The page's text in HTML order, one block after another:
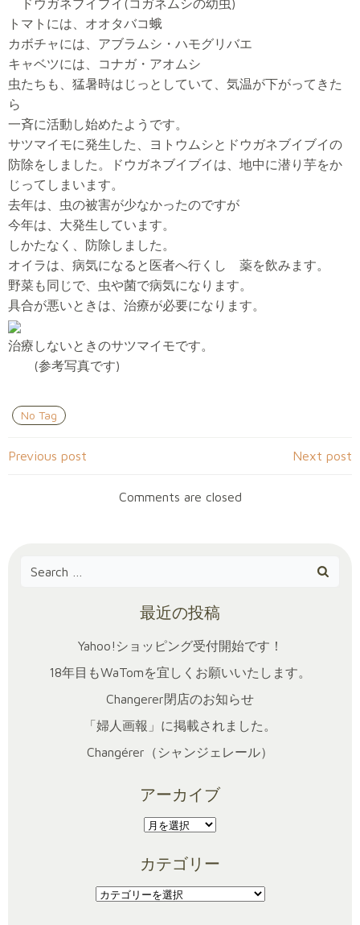
ドウガネブイブイ(コガネムシの幼虫)
トマトには、オオタバコ蛾
カボチャには、アブラムシ・ハモグリバエ
キャベツには、コナガ・アオムシ
虫たちも、猛暑時はじっとしていて、気温が下がってきた
ら
一斉に活動し始めたようです。
サツマイモに発生した、ヨトウムシとドウガネブイブイの
防除をしました。ドウガネブイブイは、地中に潜り芋をか
じってしまいます。
去年は、虫の被害が少なかったのですが
今年は、大発生しています。
しかたなく、防除しました。
オイラは、病気になると医者へ行くし 薬を飲みます。
野菜も同じで、虫や菌で病気になります。
具合が悪いときは、治療が必要になります。
治療しないときのサツマイモです。
(参考写真です)
No Tag
Post
navigation
Previous post
navigation
Next post
Comments are closed
Search
最近の投稿
Yahoo!ショッピング受付開始です！
18年目もWaTomを宜しくお願いいたします。
Changerer閉店のお知らせ
「婦人画報」に掲載されました。
Changérer（シャンジェレール）
アーカイブ
ア
カ
イ
ブ
カテゴリー
カ